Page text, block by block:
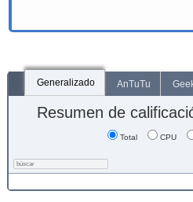
Generalizado AnTuTu
Resumen de
Total CPU